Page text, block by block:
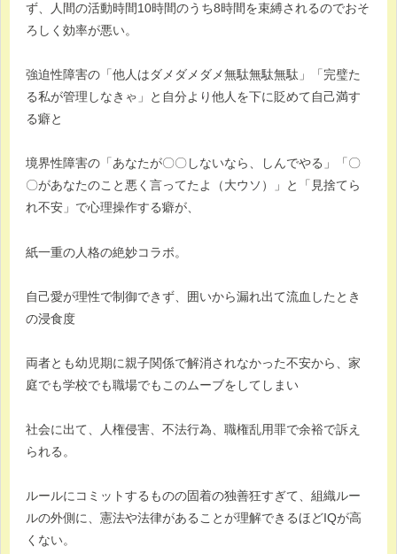
ず、人間の活動時間10時間のうち8時間を束縛されるのでおそ
ろしく効率が悪い。
強迫性障害の「他人はダメダメダメ無駄無駄無駄」「完璧た
る私が管理しなきゃ」と自分より他人を下に貶めて自己満す
る癖と
境界性障害の「あなたが〇〇しないなら、しんでやる」「〇
〇があなたのこと悪く言ってたよ（大ウソ）」と「見捨てら
れ不安」で心理操作する癖が、
紙一重の人格の絶妙コラボ。
自己愛が理性で制御できず、囲いから漏れ出て流血したとき
の浸食度
両者とも幼児期に親子関係で解消されなかった不安から、家
庭でも学校でも職場でもこのムーブをしてしまい
社会に出て、人権侵害、不法行為、職権乱用罪で余裕で訴え
られる。
ルールにコミットするものの固着の独善狂すぎて、組織ルー
ルの外側に、憲法や法律があることが理解できるほどIQが高
くない。